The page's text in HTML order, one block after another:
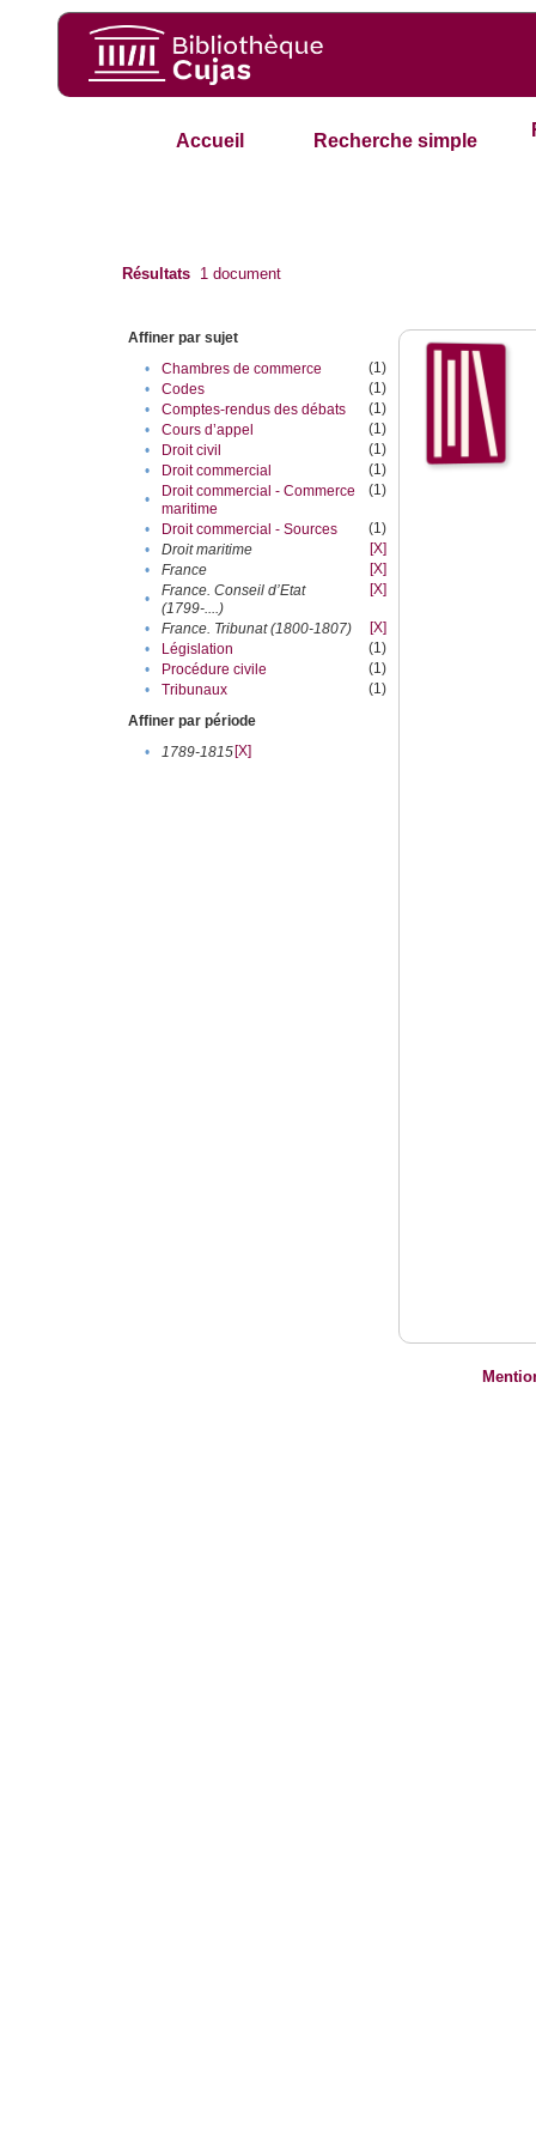
Accueil Recherche simple
Résultats 1 document
Affiner par sujet
•
Chambres de commerce
(1)
•
Codes
(1)
•
Comptes-rendus des débats
(1)
•
Cours d’appel
(1)
•
Droit civil
(1)
•
Droit commercial
(1)
•
Droit commercial - Commerce
maritime
(1)
• Droit commercial - Sources
(1)
•
Droit maritime
[X]
•
France
[X]
•
France. Conseil d’Etat
(1799-....)
[X]
• France. Tribunat (1800-1807)
[X]
•
Législation
(1)
•
Procédure civile
(1)
•
Tribunaux
(1)
Affiner par période
•
1789-1815[X]